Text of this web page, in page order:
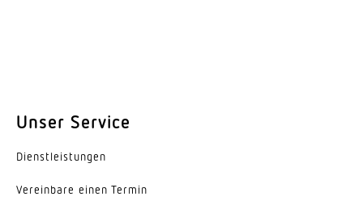
Leistung
Eigenverbrauch
Unser Service
Dienst­leis­tungen
Vereinbare einen Termin